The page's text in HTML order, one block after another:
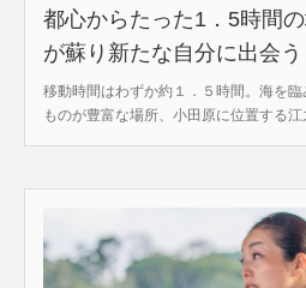
都心からたった1．5時間
が蘇り新たな自分に出会
移動時間はわずか約１．５時間。海を
ものが豊富な場所、小田原に位置する江